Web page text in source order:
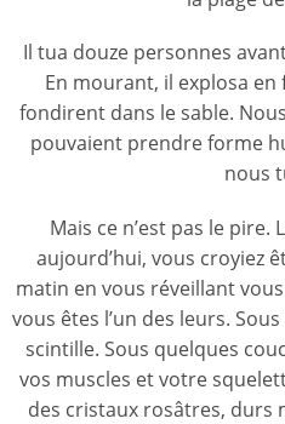
Il tua douze personnes
En mourant, il explosa
fondirent dans le sable.
pouvaient prendre forme
nous
Mais ce n’est pas le pire.
aujourd’hui, vous croyiez
matin en vous réveillant
vous êtes l’un des leurs.
scintille. Sous quelques
vos muscles et votre
des cristaux rosâtres, durs